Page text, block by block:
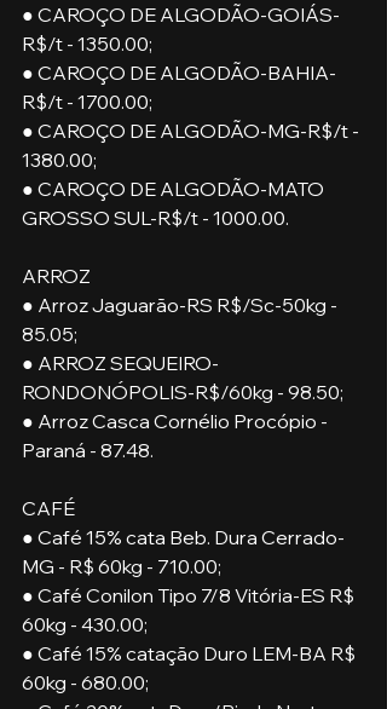
● CAROÇO DE ALGODÃO-GOIÁS-
R$/t - 1350.00;
● CAROÇO DE ALGODÃO-BAHIA-
R$/t - 1700.00;
● CAROÇO DE ALGODÃO-MG-R$/t -
1380.00;
● CAROÇO DE ALGODÃO-MATO
GROSSO SUL-R$/t - 1000.00.
ARROZ
● Arroz Jaguarão-RS R$/Sc-50kg -
85.05;
● ARROZ SEQUEIRO-
RONDONÓPOLIS-R$/60kg - 98.50;
● Arroz Casca Cornélio Procópio -
Paraná - 87.48.
CAFÉ
● Café 15% cata Beb. Dura Cerrado-
MG - R$ 60kg - 710.00;
● Café Conilon Tipo 7/8 Vitória-ES R$
60kg - 430.00;
● Café 15% catação Duro LEM-BA R$
60kg - 680.00;